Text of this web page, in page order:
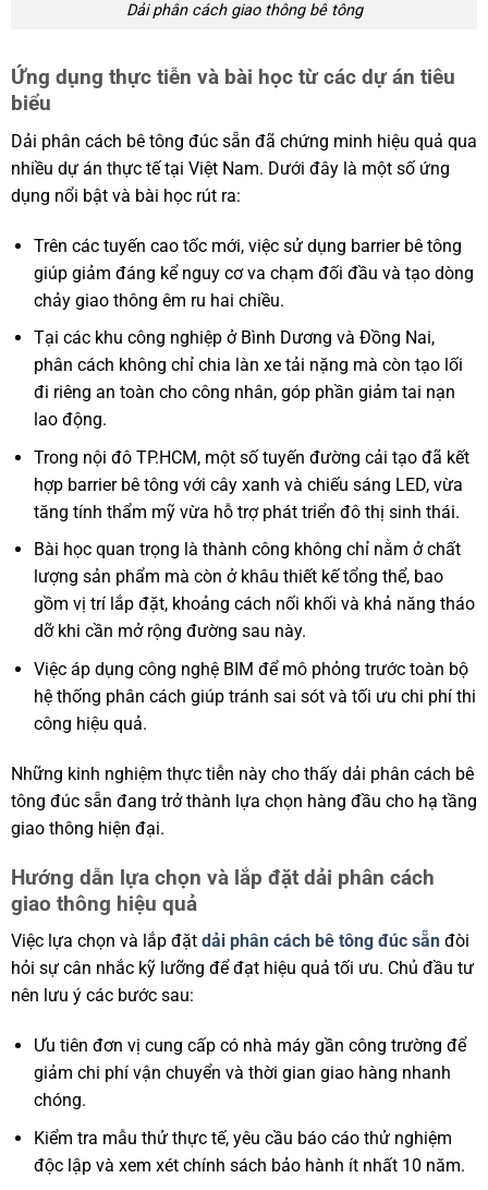
Dải phân cách giao thông bê tông
Ứng dụng thực tiễn và bài học từ các dự án tiêu
biểu
Dải phân cách bê tông đúc sẵn đã chứng minh hiệu quả qua
nhiều dự án thực tế tại Việt Nam. Dưới đây là một số ứng
dụng nổi bật và bài học rút ra:
Trên các tuyến cao tốc mới, việc sử dụng barrier bê tông
giúp giảm đáng kể nguy cơ va chạm đối đầu và tạo dòng
chảy giao thông êm ru hai chiều.
Tại các khu công nghiệp ở Bình Dương và Đồng Nai,
phân cách không chỉ chia làn xe tải nặng mà còn tạo lối
đi riêng an toàn cho công nhân, góp phần giảm tai nạn
lao động.
Trong nội đô TP.HCM, một số tuyến đường cải tạo đã kết
hợp barrier bê tông với cây xanh và chiếu sáng LED, vừa
tăng tính thẩm mỹ vừa hỗ trợ phát triển đô thị sinh thái.
Bài học quan trọng là thành công không chỉ nằm ở chất
lượng sản phẩm mà còn ở khâu thiết kế tổng thể, bao
gồm vị trí lắp đặt, khoảng cách nối khối và khả năng tháo
dỡ khi cần mở rộng đường sau này.
Việc áp dụng công nghệ BIM để mô phỏng trước toàn bộ
hệ thống phân cách giúp tránh sai sót và tối ưu chi phí thi
công hiệu quả.
Những kinh nghiệm thực tiễn này cho thấy dải phân cách bê
tông đúc sẵn đang trở thành lựa chọn hàng đầu cho hạ tầng
giao thông hiện đại.
Hướng dẫn lựa chọn và lắp đặt dải phân cách
giao thông hiệu quả
Việc lựa chọn và lắp đặt dải phân cách bê tông đúc sẵnđòi
hỏi sự cân nhắc kỹ lưỡng để đạt hiệu quả tối ưu. Chủ đầu tư
nên lưu ý các bước sau:
Ưu tiên đơn vị cung cấp có nhà máy gần công trường để
giảm chi phí vận chuyển và thời gian giao hàng nhanh
chóng.
Kiểm tra mẫu thử thực tế, yêu cầu báo cáo thử nghiệm
độc lập và xem xét chính sách bảo hành ít nhất 10 năm.